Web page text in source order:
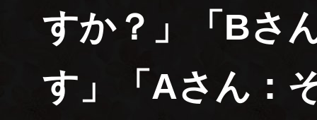
すか？」「Bさ
す」「Aさん：